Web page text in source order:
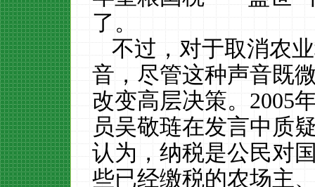
了。
不过，对于取消农
音，尽管这种声音既
改变高层决策。2005
员吴敬琏在发言中质
认为，纳税是公民对
些已经缴税的农场主